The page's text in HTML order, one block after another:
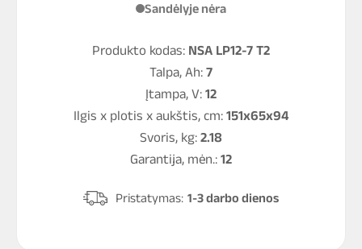
Sandėlyje nėra
Produkto kodas: NSA LP12-7 T2
Talpa, Ah: 7
Įtampa, V: 12
Ilgis x plotis x aukštis, cm: 151x65x94
Svoris, kg: 2.18
Garantija, mėn.: 12
Pristatymas: 1-3 darbo dienos